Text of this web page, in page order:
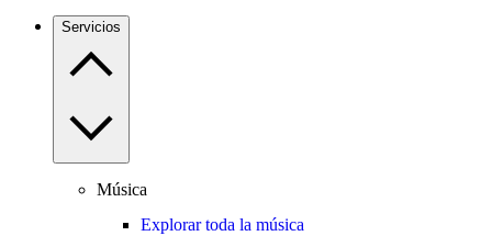
Servicios
Música
Explorar toda la música